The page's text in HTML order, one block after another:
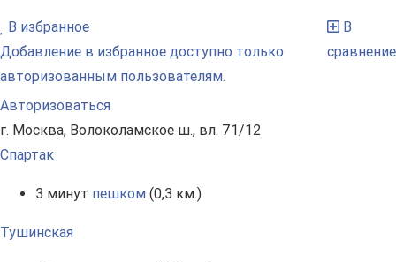
В избранное
Добавление в избранное доступно только
авторизованным пользователям.
Авторизоваться
В
сравнение
г. Москва, Волоколамское ш., вл. 71/12
Спартак
3 минут пешком (0,3 км.)
Тушинская